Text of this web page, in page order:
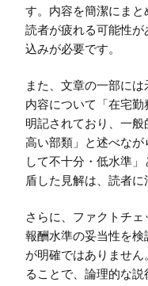
す。内容を簡潔にまと
読者が疲れる可能性
込みが必要です。
また、文章の一部に
内容について「在宅
明記されており、一
高い部類」と述べな
して不十分・低水準
盾した見解は、読者に
さらに、ファクトチ
報酬水準の妥当性を
が明確ではありませ
ることで、論理的な説